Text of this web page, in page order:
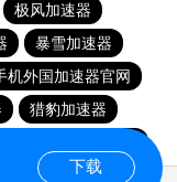
极风加速器
暴雪加速器
机外国加速器官网
猎豹加速器
下载